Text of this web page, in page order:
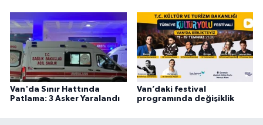
Van'da Sınır Hattında
Patlama: 3 Asker Yaralandı
Van’daki festival
programında değişiklik